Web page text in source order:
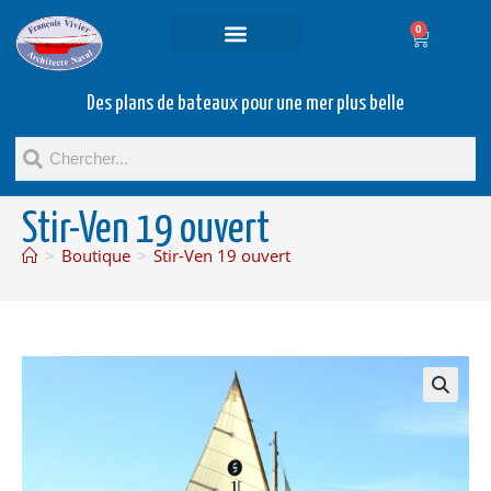
0
Des plans de bateaux pour une mer plus belle
Stir-Ven 19 ouvert
> Boutique > Stir-Ven 19 ouvert